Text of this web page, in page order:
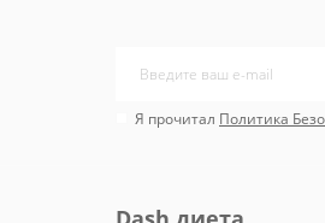
Я прочитал Политика